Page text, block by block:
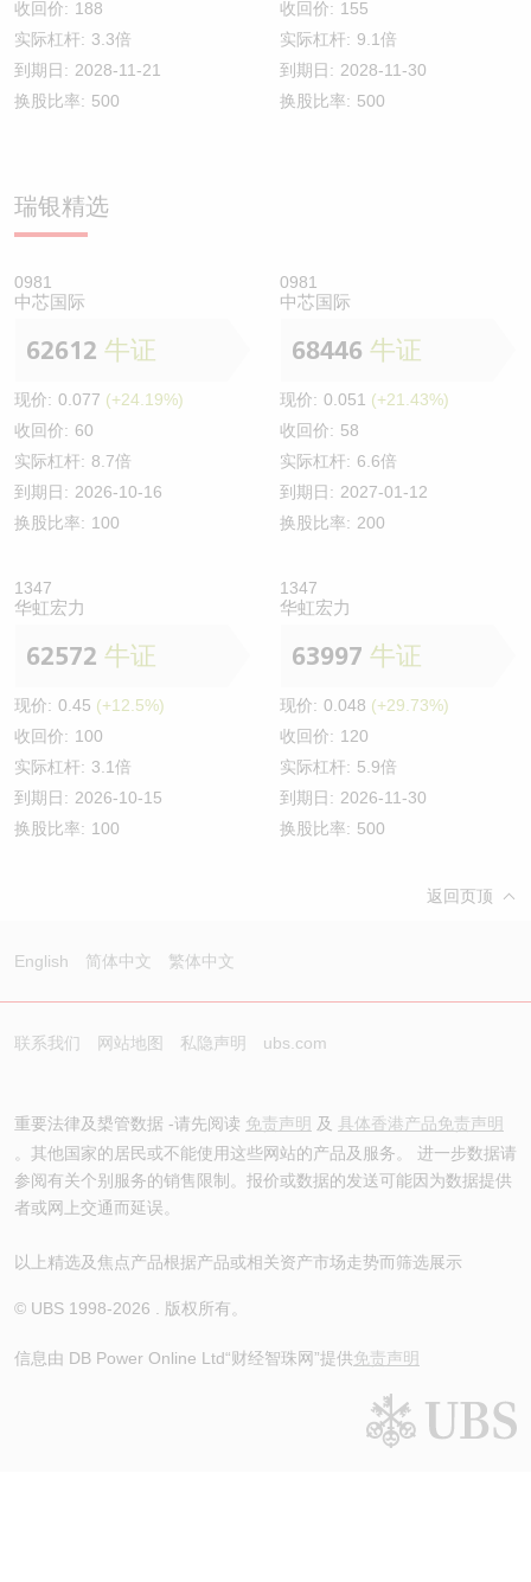
收回价: 188
实际杠杆: 3.3倍
到期日: 2028-11-21
换股比率: 500
收回价: 155
实际杠杆: 9.1倍
到期日: 2028-11-30
换股比率: 500
瑞银精选
0981
中芯国际
62612 牛证
现价: 0.077 (+24.19%)
收回价: 60
实际杠杆: 8.7倍
到期日: 2026-10-16
换股比率: 100
0981
中芯国际
68446 牛证
现价: 0.051 (+21.43%)
收回价: 58
实际杠杆: 6.6倍
到期日: 2027-01-12
换股比率: 200
1347
华虹宏力
62572 牛证
现价: 0.45 (+12.5%)
收回价: 100
实际杠杆: 3.1倍
到期日: 2026-10-15
换股比率: 100
1347
华虹宏力
63997 牛证
现价: 0.048 (+29.73%)
收回价: 120
实际杠杆: 5.9倍
到期日: 2026-11-30
换股比率: 500
返回页顶
English 简体中文 繁体中文
联系我们 网站地图 私隐声明 ubs.com
重要法律及槼管数据 -请先阅读 免责声明 及 具体香港产品免责声明
。其他国家的居民或不能使用这些网站的产品及服务。 进一步数据请
参阅有关个别服务的销售限制。报价或数据的发送可能因为数据提供
者或网上交通而延误。
以上精选及焦点产品根据产品或相关资产市场走势而筛选展示
© UBS 1998-2026 . 版权所有。
信息由 DB Power Online Ltd“财经智珠网”提供免责声明